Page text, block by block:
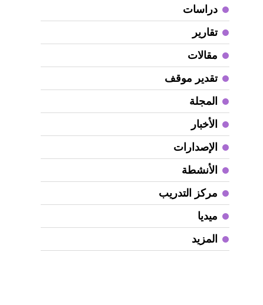
دراسات
تقارير
مقالات
تقدير موقف
المجلة
الأخبار
الإصدارات
الأنشطة
مركز التدريب
ميديا
المزيد